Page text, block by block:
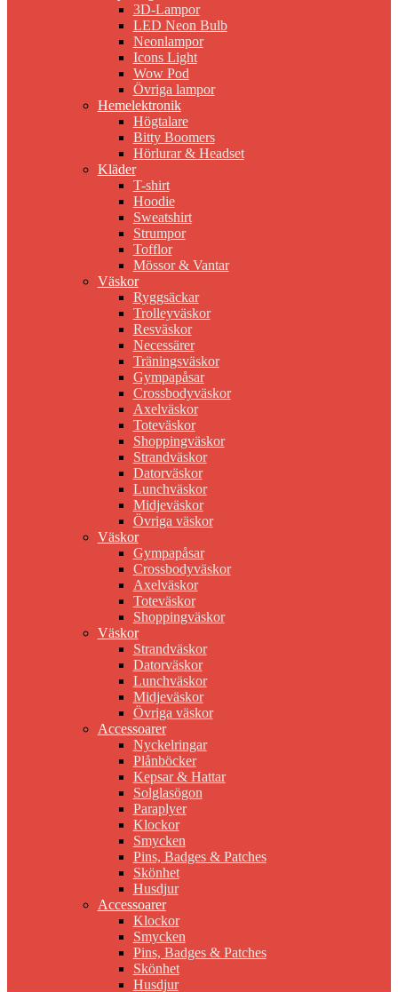
3D-Lampor
LED Neon Bulb
Neonlampor
Icons Light
Wow Pod
Övriga lampor
Hemelektronik
Högtalare
Bitty Boomers
Hörlurar & Headset
Kläder
T-shirt
Hoodie
Sweatshirt
Strumpor
Tofflor
Mössor & Vantar
Väskor
Ryggsäckar
Trolleyväskor
Resväskor
Necessärer
Träningsväskor
Gympapåsar
Crossbodyväskor
Axelväskor
Toteväskor
Shoppingväskor
Strandväskor
Datorväskor
Lunchväskor
Midjeväskor
Övriga väskor
Väskor
Gympapåsar
Crossbodyväskor
Axelväskor
Toteväskor
Shoppingväskor
Väskor
Strandväskor
Datorväskor
Lunchväskor
Midjeväskor
Övriga väskor
Accessoarer
Nyckelringar
Plånböcker
Kepsar & Hattar
Solglasögon
Paraplyer
Klockor
Smycken
Pins, Badges & Patches
Skönhet
Husdjur
Accessoarer
Klockor
Smycken
Pins, Badges & Patches
Skönhet
Husdjur